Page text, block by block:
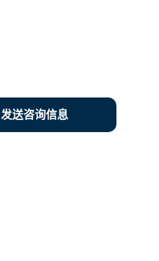
发送咨询信息